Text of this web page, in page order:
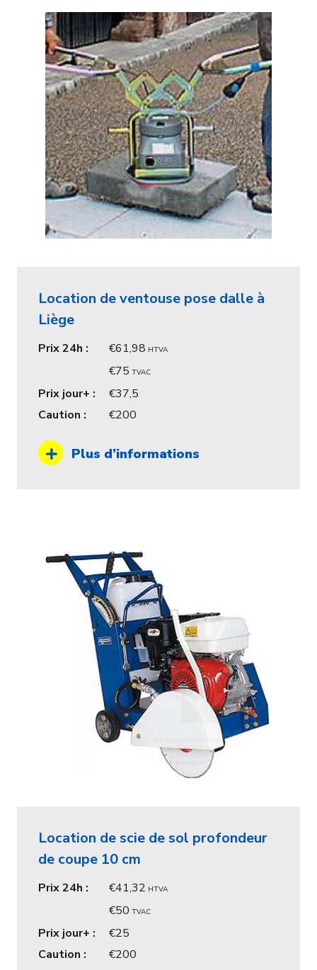
Location de ventouse pose dalle à
Liège
Prix 24h : 61,98 HTVA
75 TVAC
Prix jour+ :
37,5
Caution :
200
Plus d’informations
Location de scie de sol profondeur
de coupe 10 cm
Prix 24h : 41,32 HTVA
50 TVAC
Prix jour+ :
25
Caution :
200